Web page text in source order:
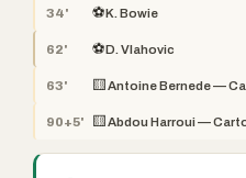
34' ⚽K. Bowie
62' ⚽D. Vlahovic
63' 🟨 Antoine Bernede —
90+5' 🟨 Abdou Harroui —